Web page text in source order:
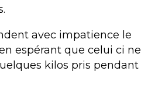
avec impatience le
espérant que celui ci ne
kilos pris pendant